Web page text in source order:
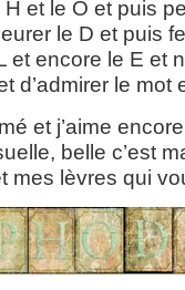
et le O et puis
le D et puis
et encore le E et
d’admirer le mot
et j’aime
belle c’est
mes lèvres qui